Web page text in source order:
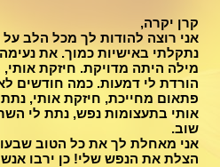
קרן יקרה,
אני רוצה להודות לך מכל הלב
נתקלתי באישיות כמוך. את
מילה היתה מדויקת. חיזקת
הורדת לי דמעות. כמה חודשים לא
פתאום מחייכת, חיזקת אותי,
אותי בתעצומות נפש, נתת לי
שוב.
אני מאחלת לך את כל הטוב
הצלת את הנפש שלי! כן ירבו